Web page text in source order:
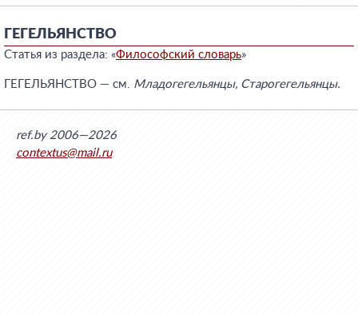
ГЕГЕЛЬЯНСТВО
Статья из раздела: «Философский словарь»
ГЕГЕЛЬЯНСТВО — см. Младогегельянцы, Старогегельянцы.
ref.by 2006—2026
contextus@mail.ru